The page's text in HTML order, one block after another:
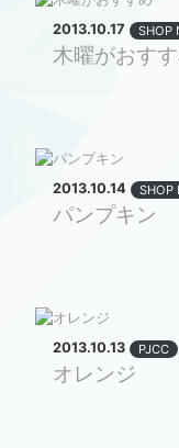
2013.10.17 SHOP
木曜がおす
2013.10.14 SHOP
パンプキン
2013.10.13 PJCC
オレンジ